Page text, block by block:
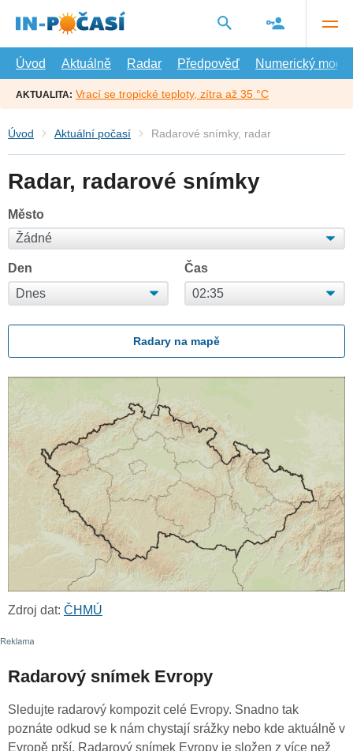
hlavní
Úvod
Aktuálně Radar Předpověď Numerický model
AKTUALITA: Vrací se tropické teploty, zítra až 35 °C
Úvod Aktuální počasí Radarové snímky, radar
Radar, radarové snímky
Město
Den Čas
Radary na mapě
Zdroj dat: ČHMÚ
Radarový snímek Evropy
Sledujte radarový kompozit celé Evropy. Snadno tak
poznáte odkud se k nám chystají srážky nebo kde aktuálně v
Evropě prší. Radarový snímek Evropy je složen z více než